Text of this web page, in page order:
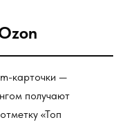
карточки —
получают
«Топ